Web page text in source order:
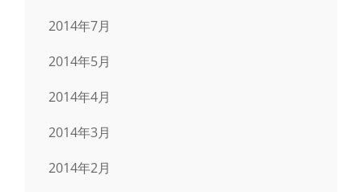
2014年7月
2014年5月
2014年4月
2014年3月
2014年2月